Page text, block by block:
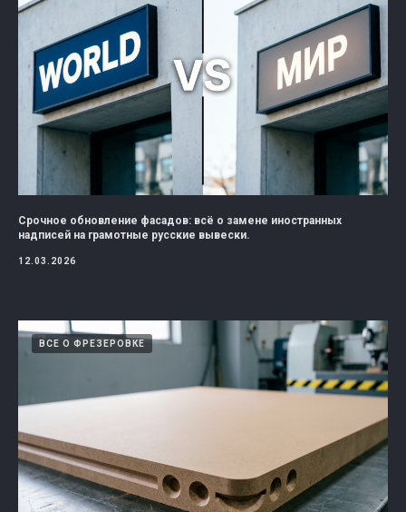
Срочное обновление фасадов: всё о замене иностранных
надписей на грамотные русские вывески.
12.03.2026
ВСЕ О ФРЕЗЕРОВКЕ